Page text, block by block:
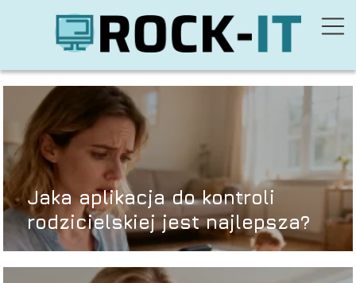
Jaka aplikacja do kontroli
rodzicielskiej jest najlepsza?